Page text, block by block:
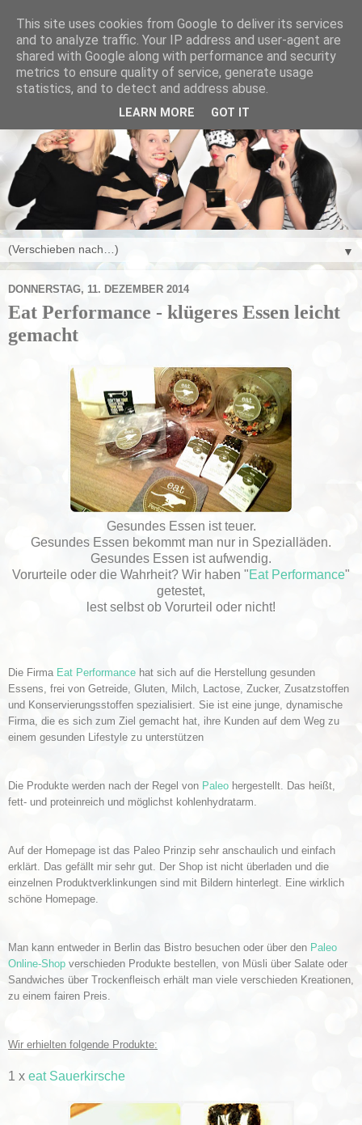
▼
DONNERSTAG, 11. DEZEMBER 2014
Eat Performance - klügeres Essen leicht
gemacht
Gesundes Essen ist teuer.
Gesundes Essen bekommt man nur in Spezialläden.
Gesundes Essen ist aufwendig.
Vorurteile oder die Wahrheit? Wir haben "Eat Performance"
getestet,
lest selbst ob Vorurteil oder nicht!
Die Firma Eat Performance hat sich auf die Herstellung gesunden
Essens, frei von Getreide, Gluten, Milch, Lactose, Zucker, Zusatzstoffen
und Konservierungsstoffen spezialisiert. Sie ist eine junge, dynamische
Firma, die es sich zum Ziel gemacht hat, ihre Kunden auf dem Weg zu
einem gesunden Lifestyle zu unterstützen
Die Produkte werden nach der Regel von Paleo hergestellt. Das heißt,
fett- und proteinreich und möglichst kohlenhydratarm.
Auf der Homepage ist das Paleo Prinzip sehr anschaulich und einfach
erklärt. Das gefällt mir sehr gut. Der Shop ist nicht überladen und die
einzelnen Produktverklinkungen sind mit Bildern hinterlegt. Eine wirklich
schöne Homepage.
Man kann entweder in Berlin das Bistro besuchen oder über den Paleo
Online-Shop verschieden Produkte bestellen, von Müsli über Salate oder
Sandwiches über Trockenfleisch erhält man viele verschieden Kreationen,
zu einem fairen Preis.
Wir erhielten folgende Produkte:
1 x eat Sauerkirsche
This site uses cookies from Google to deliver its services
and to analyze traffic. Your IP address and user-agent are
shared with Google along with performance and security
metrics to ensure quality of service, generate usage
statistics, and to detect and address abuse.
LEARN MORE GOT IT